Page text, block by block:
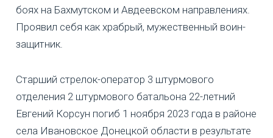
боях на Бахмутском и Авдеевском направлениях.
Проявил себя как храбрый, мужественный воин-
защитник.
Старший стрелок-оператор 3 штурмового
отделения 2 штурмового батальона 22-летний
Евгений Корсун погиб 1 ноября 2023 года в районе
села Ивановское Донецкой области в результате